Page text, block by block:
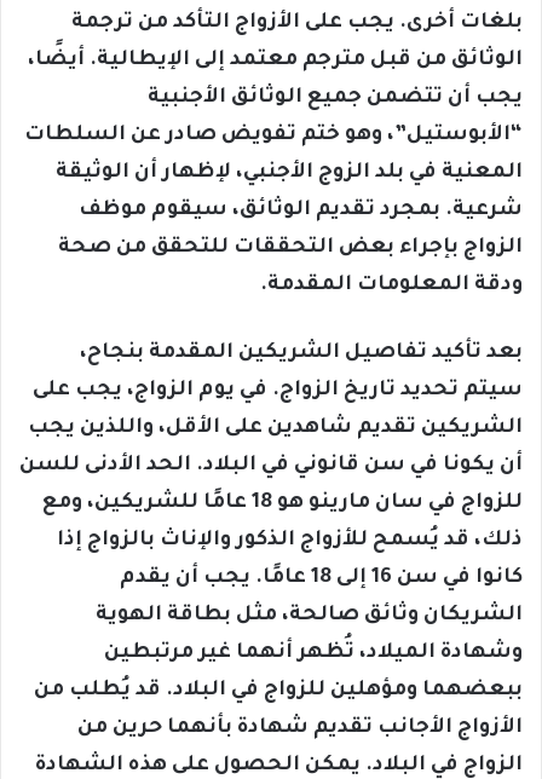
بلغات أخرى. يجب على الأزواج التأكد من ترجمة
الوثائق من قبل مترجم معتمد إلى الإيطالية. أيضًا،
يجب أن تتضمن جميع الوثائق الأجنبية
“الأبوستيل”، وهو ختم تفويض صادر عن السلطات
المعنية في بلد الزوج الأجنبي، لإظهار أن الوثيقة
شرعية. بمجرد تقديم الوثائق، سيقوم موظف
الزواج بإجراء بعض التحققات للتحقق من صحة
ودقة المعلومات المقدمة.
بعد تأكيد تفاصيل الشريكين المقدمة بنجاح،
سيتم تحديد تاريخ الزواج. في يوم الزواج، يجب على
الشريكين تقديم شاهدين على الأقل، واللذين يجب
أن يكونا في سن قانوني في البلاد. الحد الأدنى للسن
للزواج في سان مارينو هو 18 عامًا للشريكين، ومع
ذلك، قد يُسمح للأزواج الذكور والإناث بالزواج إذا
كانوا في سن 16 إلى 18 عامًا. يجب أن يقدم
الشريكان وثائق صالحة، مثل بطاقة الهوية
وشهادة الميلاد، تُظهر أنهما غير مرتبطين
ببعضهما ومؤهلين للزواج في البلاد. قد يُطلب من
الأزواج الأجانب تقديم شهادة بأنهما حرين من
الزواج في البلاد. يمكن الحصول على هذه الشهادة